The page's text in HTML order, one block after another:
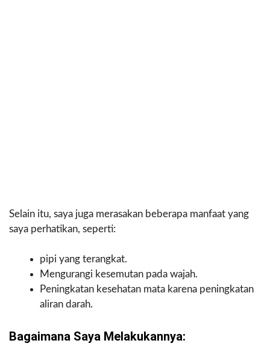
Selain itu, saya juga merasakan beberapa manfaat yang
saya perhatikan, seperti:
pipi yang terangkat.
Mengurangi kesemutan pada wajah.
Peningkatan kesehatan mata karena peningkatan
aliran darah.
Bagaimana Saya Melakukannya: